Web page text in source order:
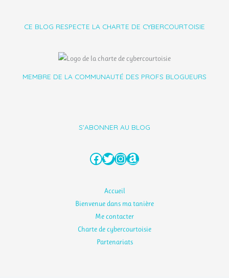
CE BLOG RESPECTE LA CHARTE DE CYBERCOURTOISIE
MEMBRE DE LA COMMUNAUTÉ DES PROFS BLOGUEURS
S'ABONNER AU BLOG
Facebook
Twitter
Instagram
Amazon
Accueil
Bienvenue dans ma tanière
Me contacter
Charte de cybercourtoisie
Partenariats